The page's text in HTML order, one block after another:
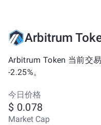
Arbitrum
Arbitrum Token 当前交
-2.25%。
今日价格
$ 0.078
Market Cap